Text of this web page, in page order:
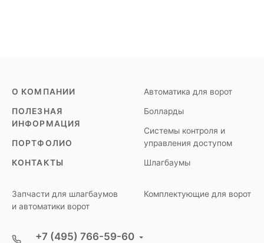
О КОМПАНИИ
ПОЛЕЗНАЯ
ИНФОРМАЦИЯ
ПОРТФОЛИО
КОНТАКТЫ
Автоматика для ворот
Болларды
Системы контроля и
управления доступом
Шлагбаумы
Запчасти для шлагбаумов
и автоматики ворот
Комплектующие для ворот
+7 (495) 766-59-60